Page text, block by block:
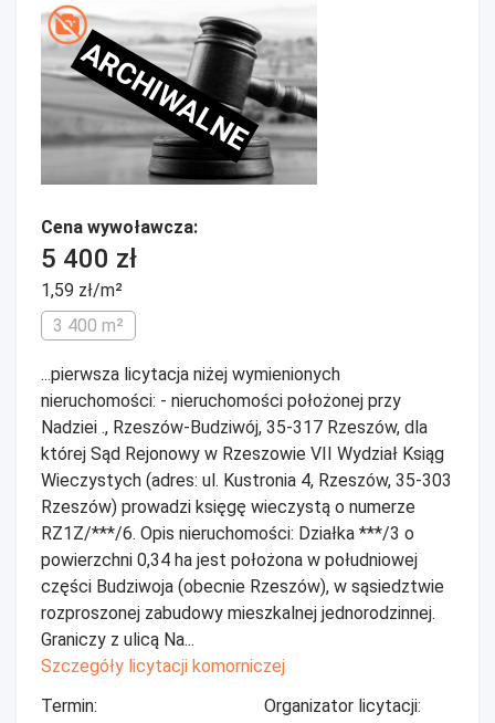
ARCHIWALNE
Cena wywoławcza:
5 400 zł
1,59 zł/m²
3 400 m²
...pierwsza licytacja niżej wymienionych
nieruchomości: - nieruchomości położonej przy
Nadziei ., Rzeszów-Budziwój, 35-317 Rzeszów, dla
której Sąd Rejonowy w Rzeszowie VII Wydział Ksiąg
Wieczystych (adres: ul. Kustronia 4, Rzeszów, 35-303
Rzeszów) prowadzi księgę wieczystą o numerze
RZ1Z/***/6. Opis nieruchomości: Działka ***/3 o
powierzchni 0,34 ha jest położona w południowej
części Budziwoja (obecnie Rzeszów), w sąsiedztwie
rozproszonej zabudowy mieszkalnej jednorodzinnej.
Graniczy z ulicą Na...
Szczegóły licytacji komorniczej
Termin:
Organizator licytacji: